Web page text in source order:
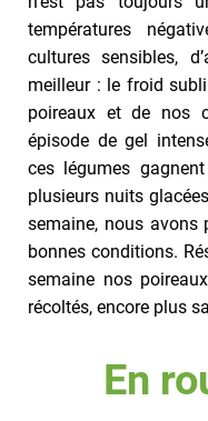
températures
cultures sensibles,
meilleur : le froid
poireaux et de nos
épisode de gel
ces légumes
plusieurs nuits
semaine, nous avons
bonnes conditions.
semaine nos
récoltés, encore plus
En